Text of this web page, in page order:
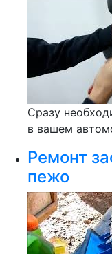
Сразу
в вашем
Ремонт
пежо